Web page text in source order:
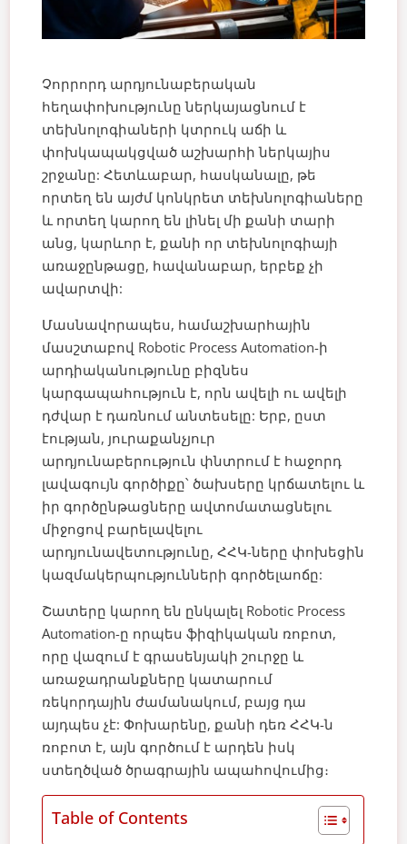
Չորրորդ արդյունաբերական
հեղափոխությունը ներկայացնում է
տեխնոլոգիաների կտրուկ աճի և
փոխկապակցված աշխարհի ներկայիս
շրջանը: Հետևաբար, հասկանալը, թե
որտեղ են այժմ կոնկրետ տեխնոլոգիաները
և որտեղ կարող են լինել մի քանի տարի
անց, կարևոր է, քանի որ տեխնոլոգիայի
առաջընթացը, հավանաբար, երբեք չի
ավարտվի:
Մասնավորապես, համաշխարհային
մասշտաբով Robotic Process Automation-ի
արդիականությունը բիզնես
կարգապահություն է, որն ավելի ու ավելի
դժվար է դառնում անտեսելը: Երբ, ըստ
էության, յուրաքանչյուր
արդյունաբերություն փնտրում է հաջորդ
լավագույն գործիքը՝ ծախսերը կրճատելու և
իր գործընթացները ավտոմատացնելու
միջոցով բարելավելու
արդյունավետությունը, ՀՀԿ-ները փոխեցին
կազմակերպությունների գործելաոճը:
Շատերը կարող են ընկալել Robotic Process
Automation-ը որպես ֆիզիկական ռոբոտ,
որը վազում է գրասենյակի շուրջը և
առաջադրանքները կատարում
ռեկորդային ժամանակում, բայց դա
այդպես չէ: Փոխարենը, քանի դեռ ՀՀԿ-ն
ռոբոտ է, այն գործում է արդեն իսկ
ստեղծված ծրագրային ապահովումից։
Table of Contents